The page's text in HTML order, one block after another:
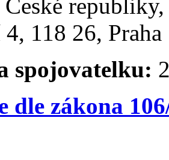
118 26,
spojovatelku:
dle zákona